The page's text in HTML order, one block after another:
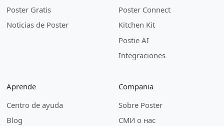
Poster Gratis
Noticias de Poster
Poster Connect
Kitchen Kit
Postie AI
Integraciones
Aprende
Centro de ayuda
Blog
Compania
Sobre Poster
СМИ о нас